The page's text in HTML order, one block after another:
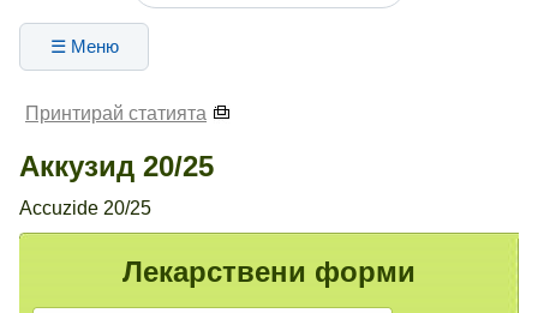
☰ Меню
Принтирай статията
Аккузид 20/25
Accuzide 20/25
Лекарствени форми